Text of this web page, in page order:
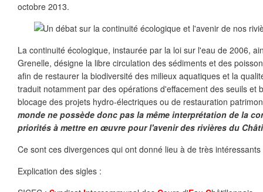
octobre 2013.
La continuité écologique, instaurée par la loi sur l'eau de 2006,
Grenelle, désigne la libre circulation des sédiments et des
afin de restaurer la biodiversité des milieux aquatiques et la
traduit notamment par des opérations d'effacement des seuils et
blocage des projets hydro-électriques ou de restauration
monde ne possède donc pas la même interprétation de la
priorités à mettre en œuvre pour l'avenir des rivières du
Ce sont ces divergences qui ont donné lieu à de très
Explication des sigles :